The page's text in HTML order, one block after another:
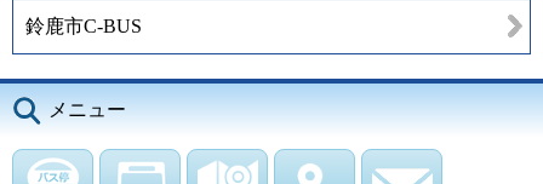
鈴鹿市C-BUS
メニュー